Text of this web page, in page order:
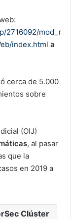
2716092/mod_r
index.html a
cerca de 5.000
sobre
(OIJ)
, al pasar
que la
en 2019 a
Clúster